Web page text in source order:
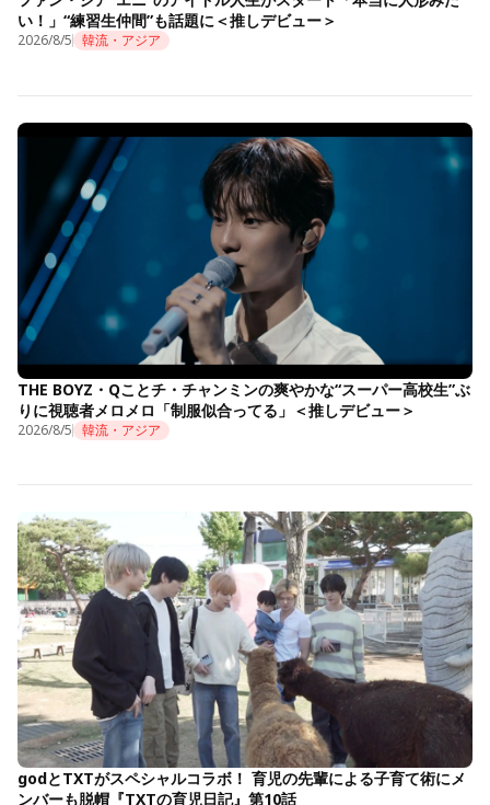
い！」“練習生仲間”も話題に＜推しデビュー＞
2026/8/5 韓流・アジア
THE BOYZ・Qことチ・チャンミンの爽やかな“スーパー高校生”ぶ
りに視聴者メロメロ「制服似合ってる」＜推しデビュー＞
2026/8/5 韓流・アジア
godとTXTがスペシャルコラボ！ 育児の先輩による子育て術にメ
ンバーも脱帽『TXTの育児日記』第10話